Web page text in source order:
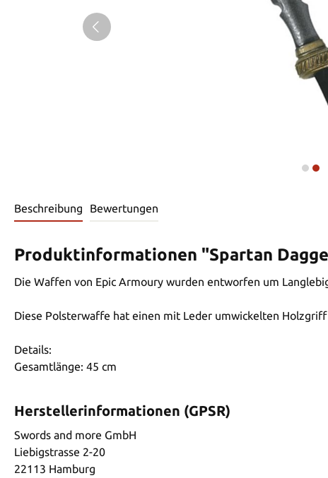
Beschreibung Bewertungen
Produktinformationen "Spartan
Die Waffen von Epic Armoury wurden entworfen um
Diese Polsterwaffe hat einen mit Leder umwickelten
Details:
Gesamtlänge: 45 cm
Herstellerinformationen (GPSR)
Swords and more GmbH
Liebigstrasse 2-20
22113 Hamburg